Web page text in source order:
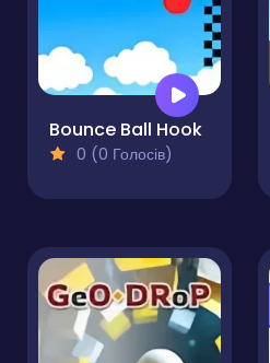
Bounce Ball Hook
0 (0 Голосів)